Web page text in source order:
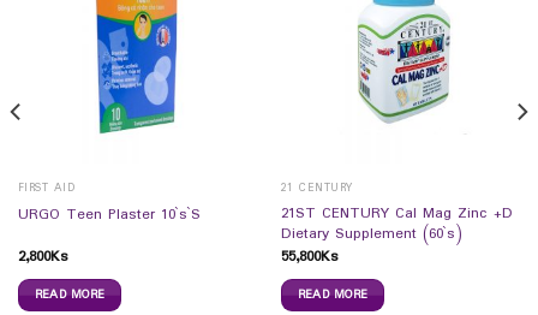
FIRST AID
URGO Teen Plaster 10`s`S
2,800Ks
READ MORE
21 CENTURY
21ST CENTURY Cal Mag Zinc +D
Dietary Supplement (60`s)
55,800Ks
READ MORE